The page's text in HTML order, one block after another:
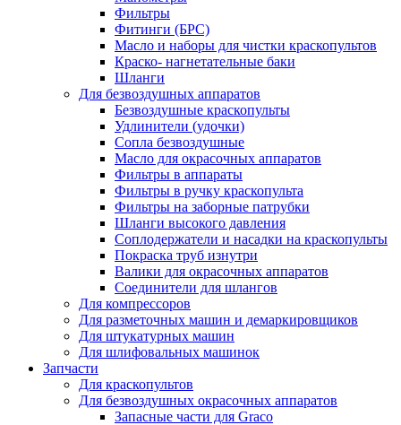
Фильтры
Фитинги (БРС)
Масло и наборы для чистки краскопультов
Краско- нагнетательные баки
Шланги
Для безвоздушных аппаратов
Безвоздушные краскопульты
Удлинители (удочки)
Сопла безвоздушные
Масло для окрасочных аппаратов
Фильтры в аппараты
Фильтры в ручку краскопульта
Фильтры на заборные патрубки
Шланги высокого давления
Соплодержатели и насадки на краскопульты
Покраска труб изнутри
Валики для окрасочных аппаратов
Соединители для шлангов
Для компрессоров
Для разметочных машин и демаркировщиков
Для штукатурных машин
Для шлифовальных машинок
Запчасти
Для краскопультов
Для безвоздушных окрасочных аппаратов
Запасные части для Graco